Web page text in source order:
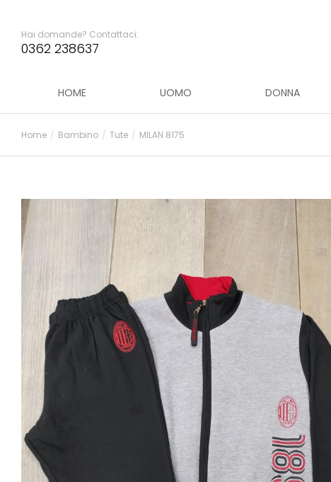
Hai domande? Contattaci:
0362 238637
HOME UOMO DONNA
Tu sei qui:
Home Bambino Tute MILAN 8175